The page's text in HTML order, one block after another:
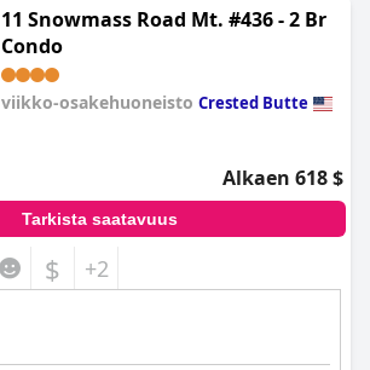
11 Snowmass Road Mt. #436 - 2 Br
Condo
viikko-osakehuoneisto Crested Butte
Alkaen 618 $
Tarkista saatavuus
$ +2